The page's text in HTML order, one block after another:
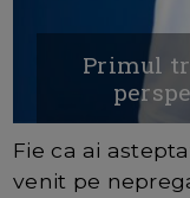
Primul
Fie ca ai
venit pe